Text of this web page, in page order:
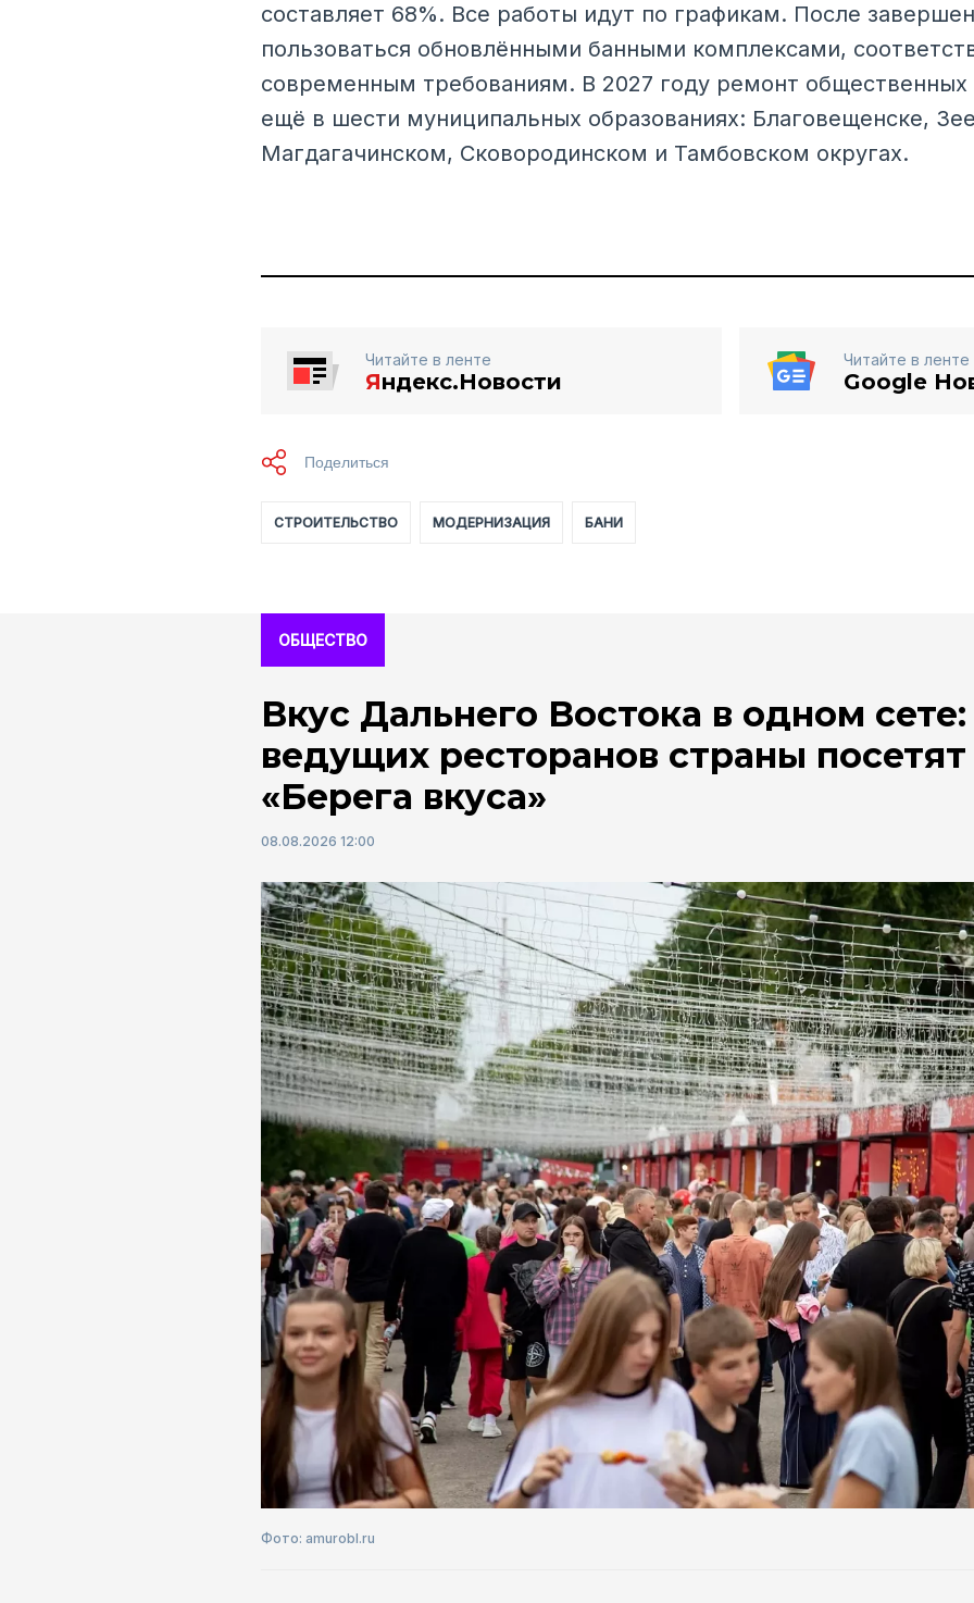
составляет 68%. Все работы идут по графикам. После
пользоваться обновлёнными банными комплексами,
современным требованиям. В 2027 году ремонт общественных
ещё в шести муниципальных образованиях: Благовещенске,
Магдагачинском, Сковородинском и Тамбовском округах.
Читайте в ленте
Яндекс.Новости
Читайте в ленте
Google
СТРОИТЕЛЬСТВО МОДЕРНИЗАЦИЯ БАНИ
ОБЩЕСТВО
Вкус Дальнего Востока в одном
ведущих ресторанов страны
«Берега вкуса»
08.08.2026 12:00
Фото: amurobl.ru